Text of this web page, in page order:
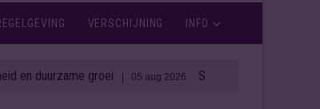
VERSCHIJNING INFO
groei| 05 aug 2026 Spirit Capital blaast Ierse